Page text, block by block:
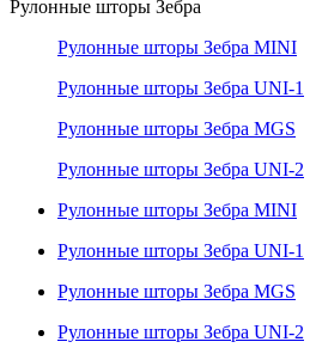
Рулонные шторы Зебра
Рулонные шторы Зебра MINI
Рулонные шторы Зебра UNI-1
Рулонные шторы Зебра MGS
Рулонные шторы Зебра UNI-2
Рулонные шторы Зебра MINI
Рулонные шторы Зебра UNI-1
Рулонные шторы Зебра MGS
Рулонные шторы Зебра UNI-2